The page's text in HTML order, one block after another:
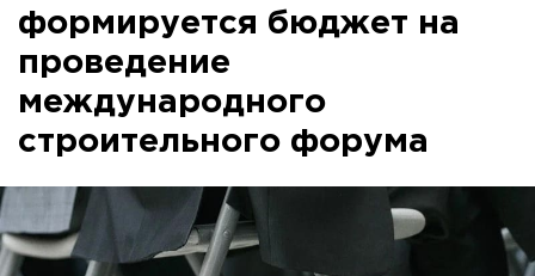
формируется бюджет на
проведение
международного
строительного форума